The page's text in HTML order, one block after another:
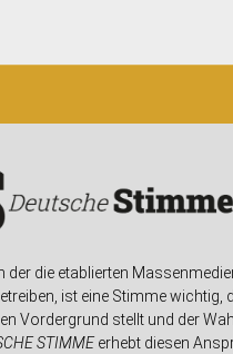
der die etablierten
ist eine Stimme wichtig,
Vordergrund stellt und der
STIMMEerhebt diesen